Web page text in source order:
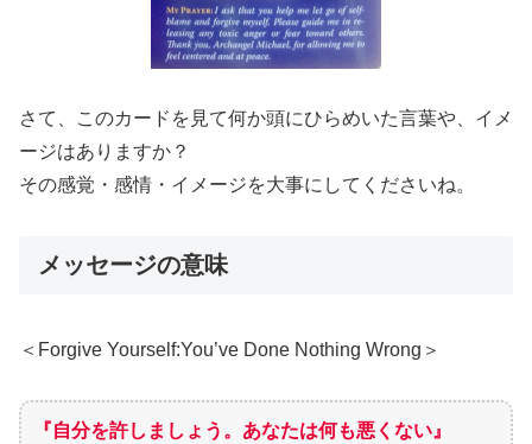
さて、このカードを見て何か頭にひらめいた言葉や、イメ
ージはありますか？
その感覚・感情・イメージを大事にしてくださいね。
メッセージの意味
＜Forgive Yourself:You’ve Done Nothing Wrong＞
『自分を許しましょう。あなたは何も悪くない』